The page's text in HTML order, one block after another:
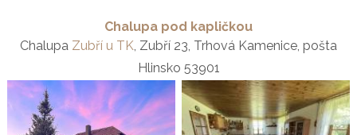
Chalupa pod kapličkou
Chalupa Zubří u TK, Zubří 23, Trhová Kamenice, pošta
Hlinsko 53901